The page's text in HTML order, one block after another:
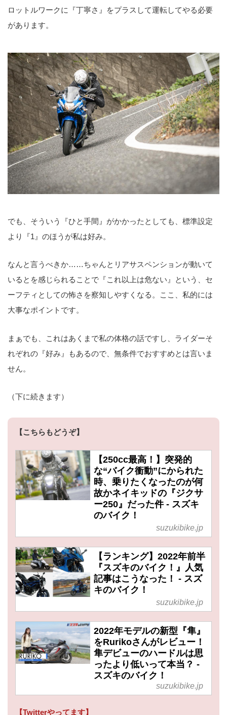
ロットルワークに『丁寧さ』をプラスして運転してやる必要
があります。
でも、そういう『ひと手間』がかかったとしても、標準設定
より『1』のほうが私は好み。
なんと言うべきか……ちゃんとリアサスペンションが動いて
いるとを感じられることで『これ以上は危ない』という、セ
ーフティとしての怖さを察知しやすくなる。ここ、私的には
大事なポイントです。
まぁでも、これはあくまで私の体格の話ですし、ライダーそ
れぞれの『好み』もあるので、無条件でおすすめとは言いま
せん。
（下に続きます）
【こちらもどうぞ】
【250cc最高！】突発的
な“バイク衝動”にかられた
時、乗りたくなったのが何
故かネイキッドの『ジクサ
ー250』だった件 - スズキ
のバイク！
suzukibike.jp
【ランキング】2022年前半
『スズキのバイク！』人気
記事はこうなった！ - スズ
キのバイク！
suzukibike.jp
2022年モデルの新型『隼』
をRurikoさんがレビュー！
隼デビューのハードルは思
ったより低いって本当？ -
スズキのバイク！
suzukibike.jp
【Twitterやってます】